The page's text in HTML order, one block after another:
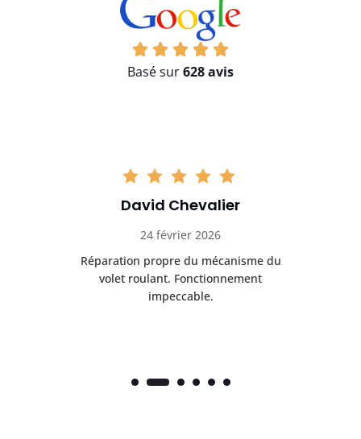
Basé sur628 avis
David Chevalier
24 février 2026
Réparation propre du mécanisme du
volet roulant. Fonctionnement
impeccable.